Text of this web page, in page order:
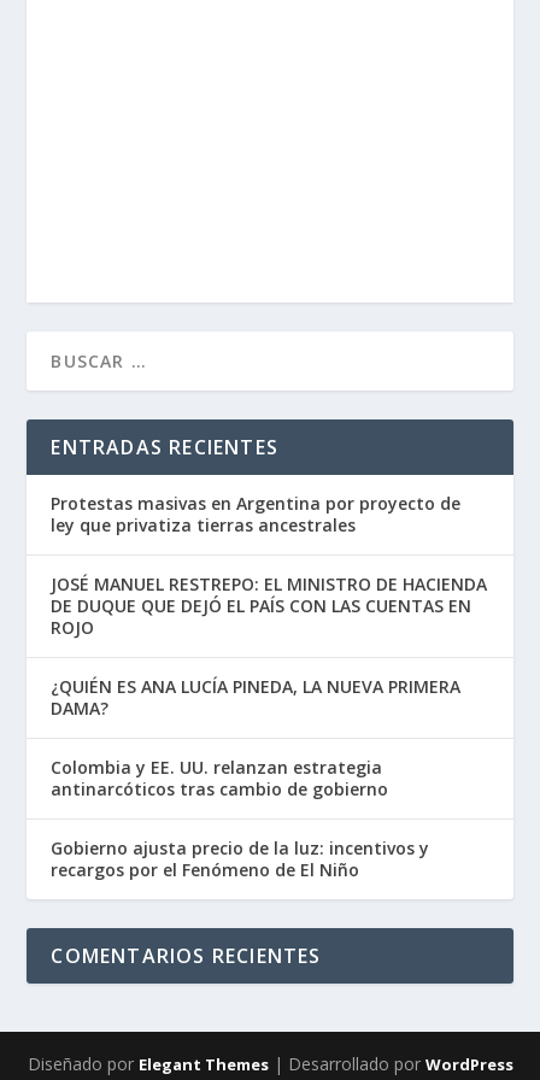
ENTRADAS RECIENTES
Protestas masivas en Argentina por proyecto de
ley que privatiza tierras ancestrales
JOSÉ MANUEL RESTREPO: EL MINISTRO DE HACIENDA
DE DUQUE QUE DEJÓ EL PAÍS CON LAS CUENTAS EN
ROJO
¿QUIÉN ES ANA LUCÍA PINEDA, LA NUEVA PRIMERA
DAMA?
Colombia y EE. UU. relanzan estrategia
antinarcóticos tras cambio de gobierno
Gobierno ajusta precio de la luz: incentivos y
recargos por el Fenómeno de El Niño
COMENTARIOS RECIENTES
Diseñado por Elegant Themes| Desarrollado por WordPress